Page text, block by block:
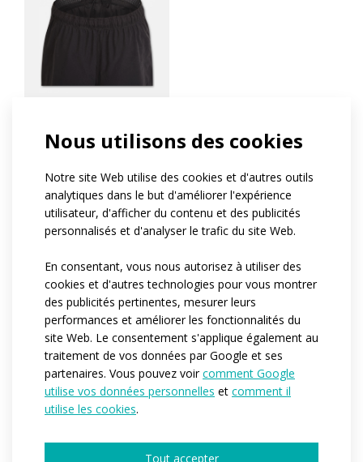
Nous utilisons des cookies
Notre site Web utilise des cookies et d'autres outils
analytiques dans le but d'améliorer l'expérience
utilisateur, d'afficher du contenu et des publicités
personnalisés et d'analyser le trafic du site Web.
En consentant, vous nous autorisez à utiliser des
cookies et d'autres technologies pour vous montrer
des publicités pertinentes, mesurer leurs
performances et améliorer les fonctionnalités du
site Web. Le consentement s'applique également au
traitement de vos données par Google et ses
partenaires. Vous pouvez voircomment Google
utilise vos données personnelles et comment il
utilise les cookies.
Tout accepter
Short de rugby
These rugby shorts are made from resistant material
and have a waistband with drawstring. Crutch and lower
allowing a full range of movement. Reinforced double
seams.
Print on grey areas as seen in the picture can be
arranged at your request.
Référence:
at482
Variantes:
Pánská / Dětská